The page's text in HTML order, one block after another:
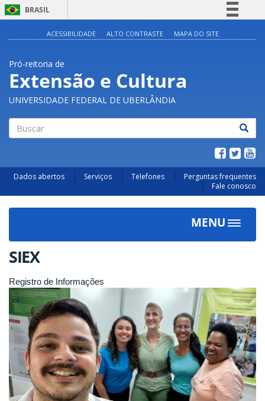
BRASIL
Acesso à informação
Legislação
Canais
ACESSIBILIDADE ALTO CONTRASTE MAPA DO SITE
Pró-reitoria de
Extensão e Cultura
UNIVERSIDADE FEDERAL DE UBERLÂNDIA
Dados abertos Serviços Telefones
Perguntas frequentes
Fale conosco
MENU
Toggle
SIEX
Registro de Informações